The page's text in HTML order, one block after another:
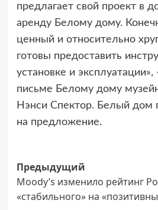
предлагает свой проект в
аренду Белому дому.
ценный и относительно
готовы предоставить
установке и эксплуатации»,
письме Белому дому
Нэнси Спектор. Белый дом
на предложение.
Навигация
записи
Предыдущий
Moody’s изменило рейтинг
«стабильного» на